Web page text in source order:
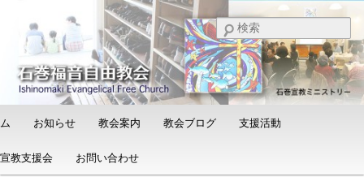
ツ
移
動
石巻福音自由教会（Ishinomaki
Evangelical Free Church）
日本福音自由教会の有志による「石巻宣教支援会」によって支えられる新し
い教会と、被災地支援活動のご紹介
索
イ
メ
ニ
お知らせ 教会案内 教会ブログ 支援活動
教支援会 お問い合わせ